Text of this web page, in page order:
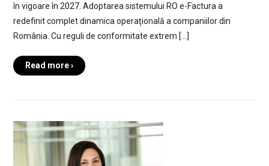
în vigoare în 2027. Adoptarea sistemului RO e-Factura a
redefinit complet dinamica operațională a companiilor din
România. Cu reguli de conformitate extrem […]
Read more ›